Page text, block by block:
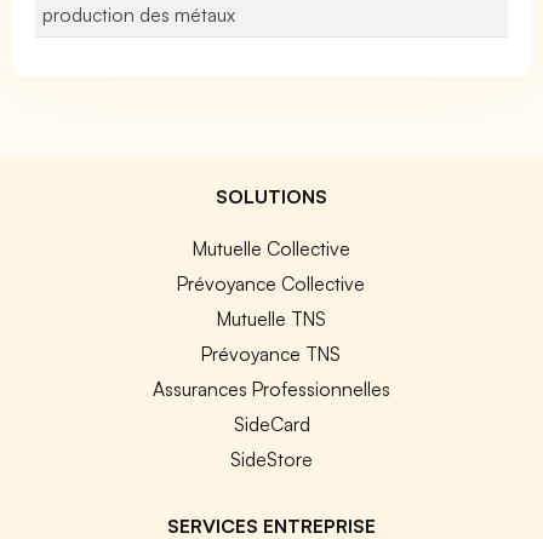
production des métaux
SOLUTIONS
Mutuelle Collective
Prévoyance Collective
Mutuelle TNS
Prévoyance TNS
Assurances Professionnelles
SideCard
SideStore
SERVICES ENTREPRISE